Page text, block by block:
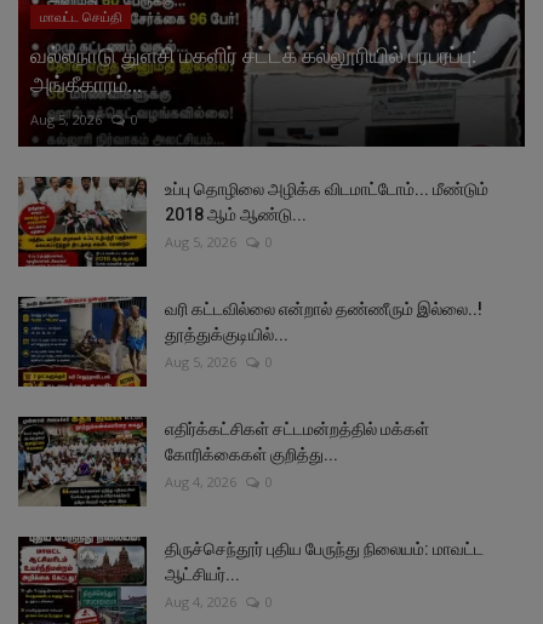
மாவட்ட செய்தி
வல்லநாடு துளசி மகளிர் சட்டக் கல்லூரியில் பரபரப்பு:
அங்கீகாரம்...
Aug 5, 2026 0
உப்பு தொழிலை அழிக்க விடமாட்டோம்... மீண்டும்
2018 ஆம் ஆண்டு...
Aug 5, 2026 0
வரி கட்டவில்லை என்றால் தண்ணீரும் இல்லை..!
தூத்துக்குடியில்...
Aug 5, 2026 0
எதிர்க்கட்சிகள் சட்டமன்றத்தில் மக்கள்
கோரிக்கைகள் குறித்து...
Aug 4, 2026 0
திருச்செந்தூர் புதிய பேருந்து நிலையம்: மாவட்ட
ஆட்சியர்...
Aug 4, 2026 0